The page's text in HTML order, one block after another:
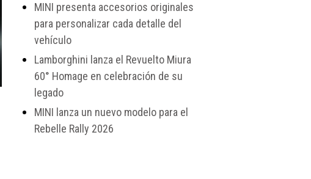
MINI presenta accesorios originales
para personalizar cada detalle del
vehículo
Lamborghini lanza el Revuelto Miura
60° Homage en celebración de su
legado
MINI lanza un nuevo modelo para el
Rebelle Rally 2026